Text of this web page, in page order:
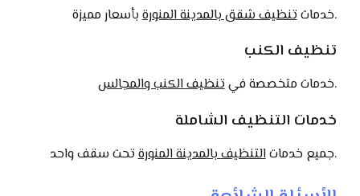
خدماتتنظيف شقق بالمدينة المنورة بأسعار مميزة.
تنظيف الكنب
خدمات متخصصة فيتنظيف الكنب والمجالس .
خدمات التنظيف الشاملة
جميع خدماتالتنظيف بالمدينة المنورة تحت سقف واحد.